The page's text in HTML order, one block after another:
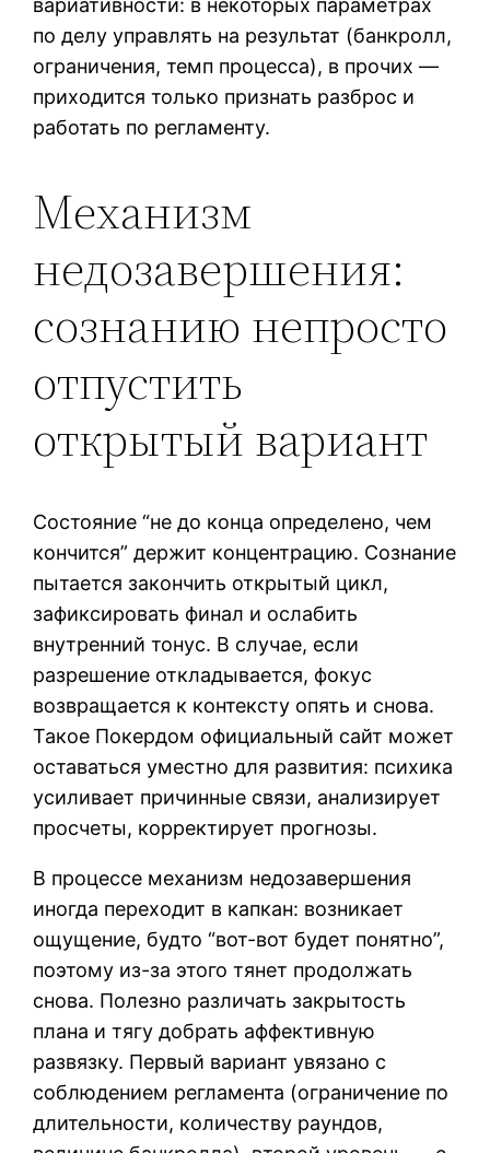
вариативности: в некоторых параметрах
по делу управлять на результат (банкролл,
ограничения, темп процесса), в прочих —
приходится только признать разброс и
работать по регламенту.
Механизм
недозавершения:
сознанию непросто
отпустить
открытый вариант
Состояние “не до конца определено, чем
кончится” держит концентрацию. Сознание
пытается закончить открытый цикл,
зафиксировать финал и ослабить
внутренний тонус. В случае, если
разрешение откладывается, фокус
возвращается к контексту опять и снова.
Такое Покердом официальный сайт может
оставаться уместно для развития: психика
усиливает причинные связи, анализирует
просчеты, корректирует прогнозы.
В процессе механизм недозавершения
иногда переходит в капкан: возникает
ощущение, будто “вот-вот будет понятно”,
поэтому из-за этого тянет продолжать
снова. Полезно различать закрытость
плана и тягу добрать аффективную
развязку. Первый вариант увязано с
соблюдением регламента (ограничение по
длительности, количеству раундов,